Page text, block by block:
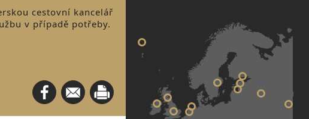
DUBLIN
EDINBURGH
NEW YORK
RIGA
STOCKHOLM
cestovní kancelář
v případě potřeby.